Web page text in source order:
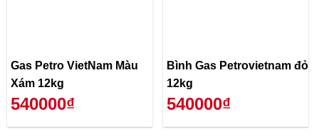
Gas Petro VietNam Màu
Xám 12kg
540000₫
Bình Gas Petrovietnam đỏ
12kg
540000₫